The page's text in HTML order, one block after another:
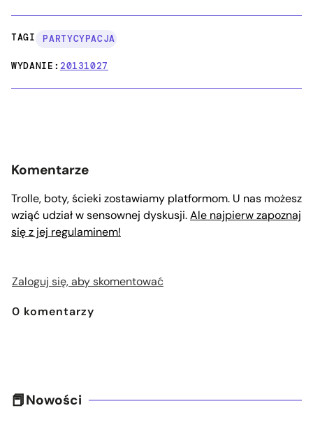
TAGI: PARTYCYPACJA
WYDANIE:20131027
Komentarze
Trolle, boty, ścieki zostawiamy platformom. U nas możesz
wziąć udział w sensownej dyskusji.Ale najpierw zapoznaj
się z jej regulaminem!
Zaloguj się, aby skomentować
0 komentarzy
Nowości